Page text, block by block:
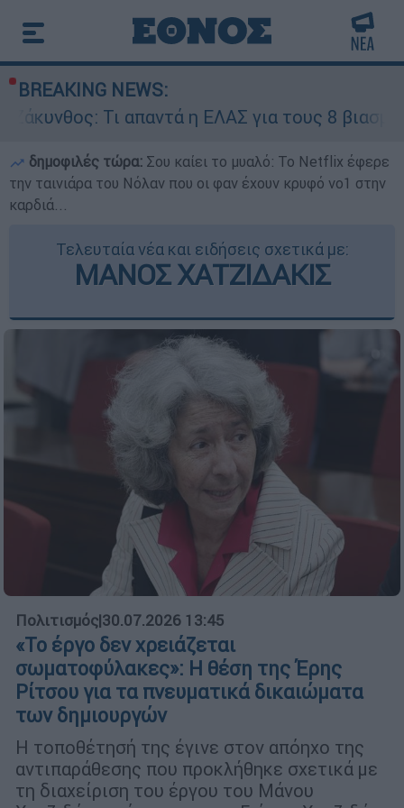
BREAKING NEWS:
απαντά η ΕΛΑΣ για τους 8 βιασμούς
δημοφιλές τώρα: Σου καίει το μυαλό: Το Netflix έφερε
την ταινιάρα του Νόλαν που οι φαν έχουν κρυφό νο1 στην
καρδιά...
Τελευταία νέα και ειδήσεις σχετικά με:
ΜΑΝΟΣ ΧΑΤΖΙΔΑΚΙΣ
Πολιτισμός|30.07.2026 13:45
«Το έργο δεν χρειάζεται
σωματοφύλακες»: Η θέση της Έρης
Ρίτσου για τα πνευματικά δικαιώματα
των δημιουργών
Η τοποθέτησή της έγινε στον απόηχο της
αντιπαράθεσης που προκλήθηκε σχετικά με
τη διαχείριση του έργου του Μάνου